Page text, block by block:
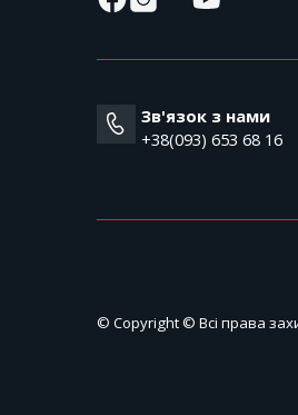
Зв'язок з нами
+38(093) 653 68 16
© Copyright © Всі права